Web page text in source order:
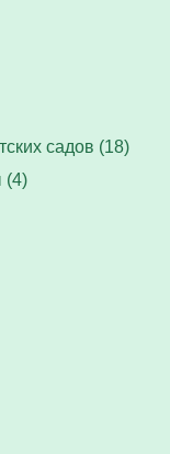
садов (18)
(4)